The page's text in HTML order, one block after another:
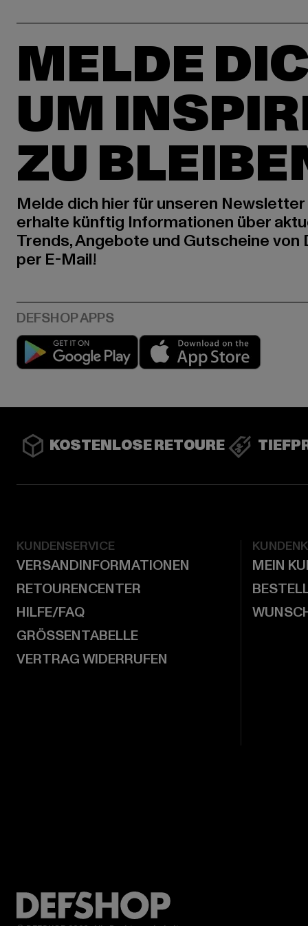
MELDE
UM
ZU
Melde dich hier für unseren Newsletter
erhalte künftig Informationen über
Trends, Angebote und Gutscheine von
per E-Mail!
Play market App store
KOSTENLOSE RETOURE
KUNDENSERVICE
VERSANDINFORMATIONEN
RETOURENCENTER
HILFE/FAQ
GRÖSSENTABELLE
VERTRAG WIDERRUFEN
MEIN